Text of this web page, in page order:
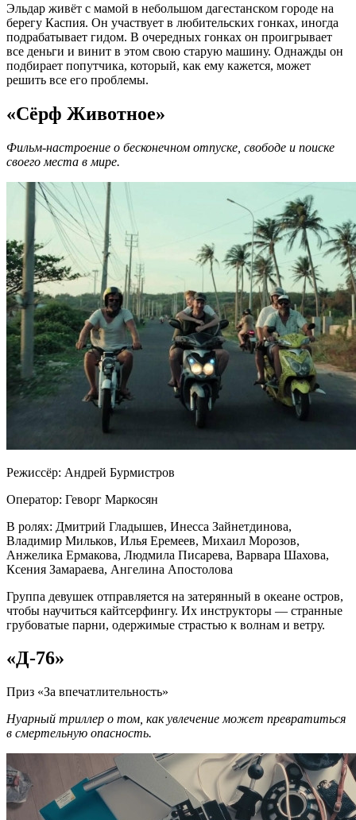
Эльдар живёт с мамой в небольшом дагестанском городе на
берегу Каспия. Он участвует в любительских гонках, иногда
подрабатывает гидом. В очередных гонках он проигрывает
все деньги и винит в этом свою старую машину. Однажды он
подбирает попутчика, который, как ему кажется, может
решить все его проблемы.
«Сёрф Животное»
Фильм-настроение о бесконечном отпуске, свободе и поиске
своего места в мире.
Режиссёр: Андрей Бурмистров
Оператор: Геворг Маркосян
В ролях: Дмитрий Гладышев, Инесса Зайнетдинова,
Владимир Мильков, Илья Еремеев, Михаил Морозов,
Анжелика Ермакова, Людмила Писарева, Варвара Шахова,
Ксения Замараева, Ангелина Апостолова
Группа девушек отправляется на затерянный в океане остров,
чтобы научиться кайтсерфингу. Их инструкторы — странные
грубоватые парни, одержимые страстью к волнам и ветру.
«Д-76»
Приз «За впечатлительность»
Нуарный триллер о том, как увлечение может превратиться
в смертельную опасность.